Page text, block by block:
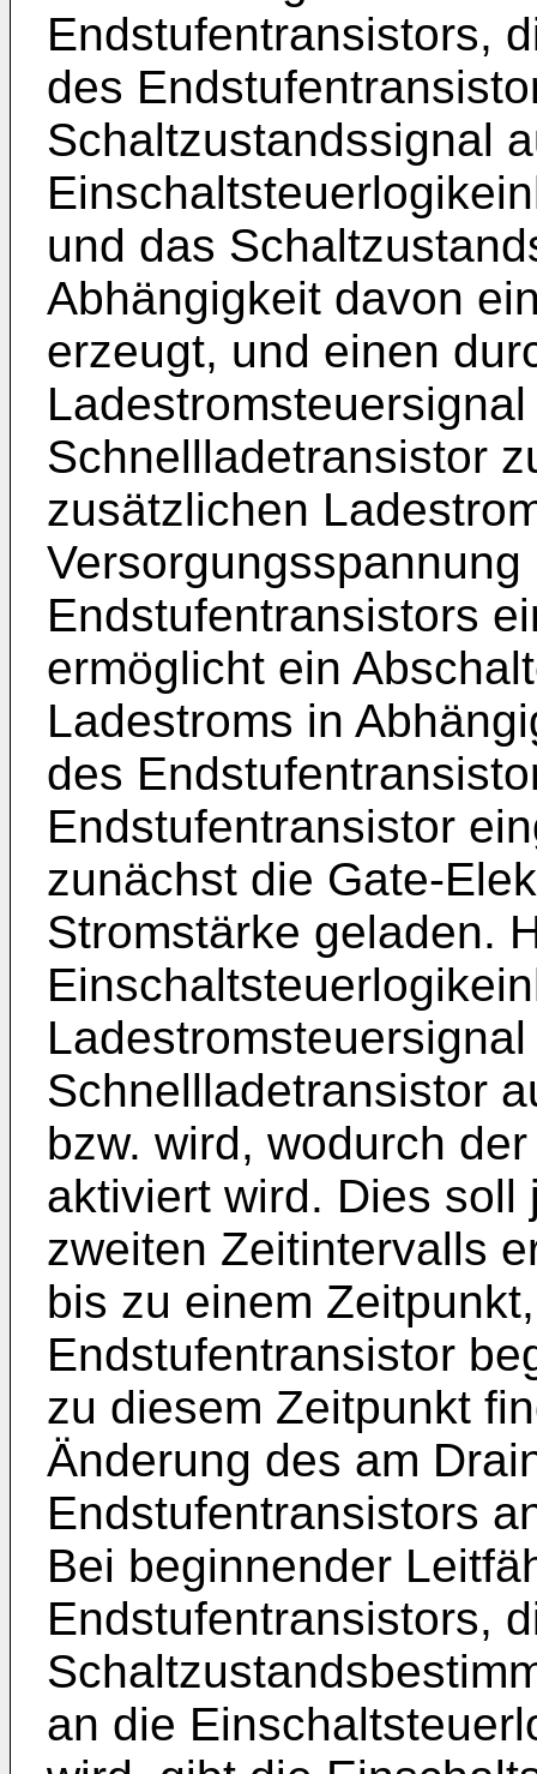
Endstufentransistors,
des
Schaltzustandssignal
und das
Abhängigkeit davon
erzeugt, und einen
Schnellladetransistor
zusätzlichen
Endstufentransistors
ermöglicht ein
Ladestroms in
des
Endstufentransistor
zunächst die Gate-
Stromstärke geladen.
Schnellladetransistor
bzw. wird, wodurch
aktiviert wird. Dies
zweiten Zeitintervalls
bis zu einem
Endstufentransistor
zu diesem Zeitpunkt
Änderung des am
Endstufentransistors
Bei beginnender
Endstufentransistors,
an die